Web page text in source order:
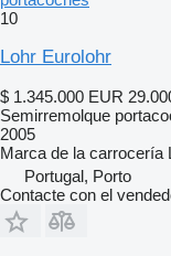
10
Lohr Eurolohr
$ 1.345.000 EUR
Semirremolque
2005
Marca de la carrocería
Portugal, Porto
Contacte con el